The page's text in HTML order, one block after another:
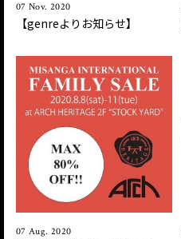
07 Nov. 2020
【genreよりお知らせ】
07 Aug. 2020